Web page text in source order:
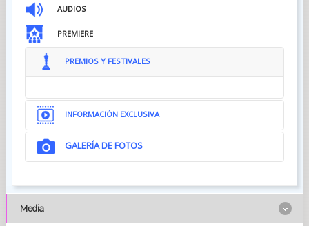
AUDIOS
PREMIERE
PREMIOS Y FESTIVALES
INFORMACIÓN EXCLUSIVA
GALERÍA DE FOTOS
Media